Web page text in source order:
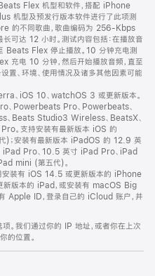
Flex 机型和软件，搭配 iPhone
机型及预发行版本软件进行了此项测
的不同歌曲，歌曲编码为 256-Kbps
可达 12 小时。测试内容包括：在播放音
Beats Flex 停止播放。10 分钟充电测
充电 10 分钟，然后开始播放音频，直至
置、环境、使用情况及诸多其他因素可能
、iOS 10、watchOS 3 或更新版本。
、Powerbeats Pro、Powerbeats、
Beats Studio3 Wireless、BeatsX、
。支持安装有最新版本 iOS 的
；安装有最新版本 iPadOS 的 12.9 英
iPad Pro、10.5 英寸 iPad Pro、iPad
mini (第五代)。
装有 iOS 14.5 或更新版本的 iPhone
版本的 iPad，或安装有 macOS Big
Apple ID，登录自己的 iCloud 账户，并
。我们通过你的 IP 地址，或者你在上次
的位置。